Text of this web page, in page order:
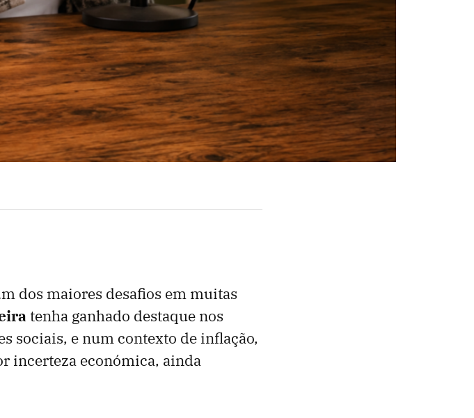
dos maiores desafios em muitas
tenha ganhado destaque nos
sociais, e num contexto de inflação,
incerteza económica, ainda